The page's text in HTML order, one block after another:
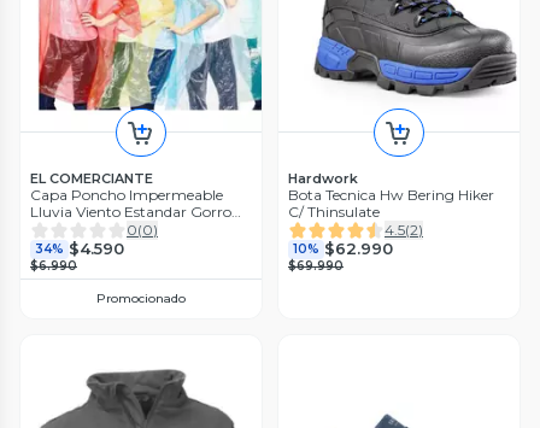
EL COMERCIANTE
Capa Poncho Impermeable
Lluvia Viento Estandar Gorro
12und
0(0)
34% $4.590
$6.990
Promocionado
Hardwork
Bota Tecnica Hw Bering Hiker
C/ Thinsulate
4.5(2)
10% $62.990
$69.990